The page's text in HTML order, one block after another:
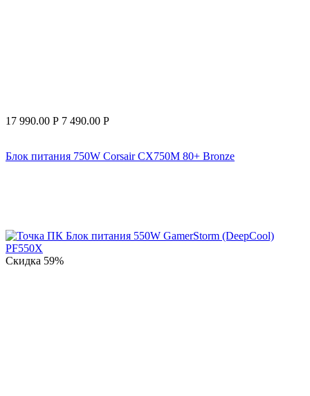
17 990.00 Р 7 490.00 Р
Блок питания 750W Corsair CX750M 80+ Bronze
Скидка 59%